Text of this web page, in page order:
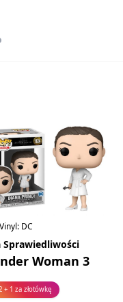
DC
Sprawiedliwości
Woman 3
+ 1 za złotówkę